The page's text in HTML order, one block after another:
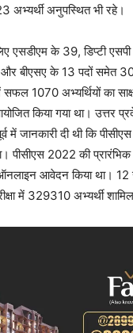
अनुपस्थित भी रहे।
एसडीएम के 39, डिप्टी
और बीएसए के 13 पदों समेत
सफल 1070 अभ्यर्थियों का
किया गया था। उत्तर
में जानकारी दी थी कि
पीसीएस 2022 की प्रारंभिक
आवेदन किया था।
में 329310 अभ्यर्थी